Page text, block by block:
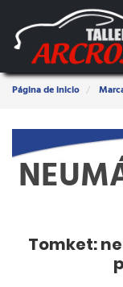
Estas
aquí:
Página de inicio
Tomket: